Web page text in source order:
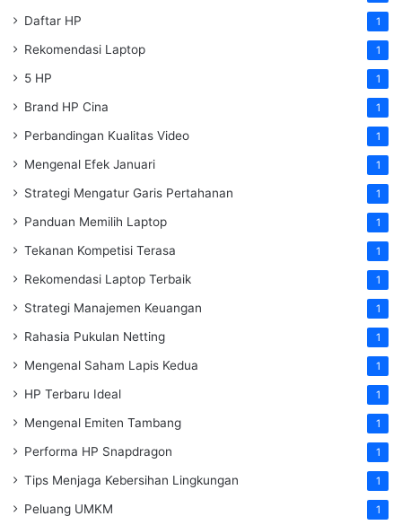
Daftar HP 1
Rekomendasi Laptop 1
5 HP 1
Brand HP Cina 1
Perbandingan Kualitas Video 1
Mengenal Efek Januari 1
Strategi Mengatur Garis Pertahanan 1
Panduan Memilih Laptop 1
Tekanan Kompetisi Terasa 1
Rekomendasi Laptop Terbaik 1
Strategi Manajemen Keuangan 1
Rahasia Pukulan Netting 1
Mengenal Saham Lapis Kedua 1
HP Terbaru Ideal 1
Mengenal Emiten Tambang 1
Performa HP Snapdragon 1
Tips Menjaga Kebersihan Lingkungan 1
Peluang UMKM 1